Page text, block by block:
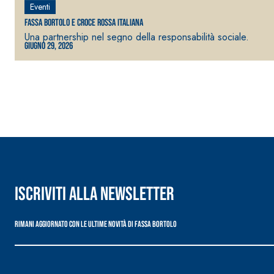
Eventi
Fassa Bortolo e Croce Rossa Italiana
Una partnership nel segno della responsabilità sociale.
Giugno 29, 2026
Malta rapida contenente speciali leganti
Iscriviti alla newsletter
Rimani aggiornato con le ultime novità di Fassa Bortolo